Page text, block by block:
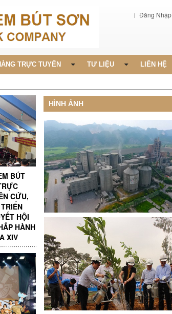
Đăng Nhập
TRỰC TUYẾN TƯ LIỆU LIÊN HỆ
BÚT
CỨU,
HỘI
HÀNH
XIV
HÌNH ẢNH